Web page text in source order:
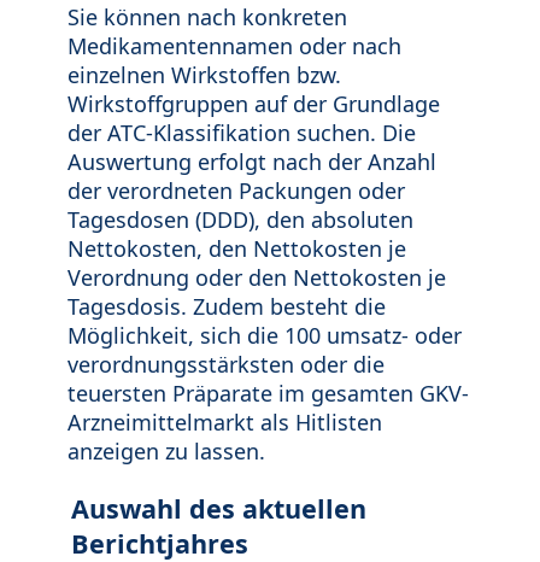
Sie können nach konkreten
Medikamentennamen oder nach
einzelnen Wirkstoffen bzw.
Wirkstoffgruppen auf der Grundlage
der ATC-Klassifikation suchen. Die
Auswertung erfolgt nach der Anzahl
der verordneten Packungen oder
Tagesdosen (DDD), den absoluten
Nettokosten, den Nettokosten je
Verordnung oder den Nettokosten je
Tagesdosis. Zudem besteht die
Möglichkeit, sich die 100 umsatz- oder
verordnungsstärksten oder die
teuersten Präparate im gesamten GKV-
Arzneimittelmarkt als Hitlisten
anzeigen zu lassen.
Auswahl des aktuellen
Berichtjahres